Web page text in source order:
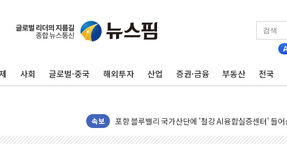
사회 글로벌·중국 해외투자 산업 증권·금융 부동산 전국
속보
125mm 폭우 쏟아진 울진...'두천~하당'·'올미골교' 차
평택 진위면 공장서 탱크 내부 작업 중 근로자 1명 숨져
상주 낙동강 선착장 하류서 50대 숨진 채 발견...경찰, 조
[종합] 김민석, 정청래에 누적 1.48%p 차 선두 유지...